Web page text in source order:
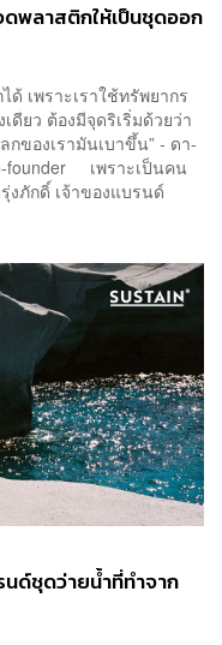
พลาสติกให้เป็นชุดออก
ด้ เพราะเราใช้ทรัพยากร
ดียว ต้องมีจุดริเริ่มด้วยว่า
ของเรามันเบาขึ้น” - ดา-
founder เพราะเป็นคน
ภักดิ์ เจ้าของแบรนด์
นด์ชุดว่ายน้ำที่ทำจาก